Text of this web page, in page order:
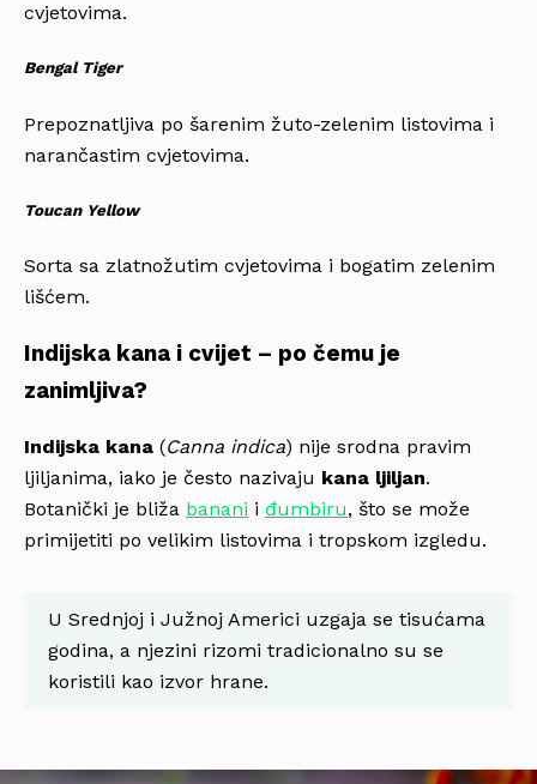
cvjetovima.
Bengal Tiger
Prepoznatljiva po šarenim žuto-zelenim listovima i
narančastim cvjetovima.
Toucan Yellow
Sorta sa zlatnožutim cvjetovima i bogatim zelenim
lišćem.
Indijska kana i cvijet – po čemu je
zanimljiva?
Indijska kana (Canna indica) nije srodna pravim
ljiljanima, iako je često nazivaju kana ljiljan.
Botanički je bliža banani i đumbiru, što se može
primijetiti po velikim listovima i tropskom izgledu.
U Srednjoj i Južnoj Americi uzgaja se tisućama
godina, a njezini rizomi tradicionalno su se
koristili kao izvor hrane.